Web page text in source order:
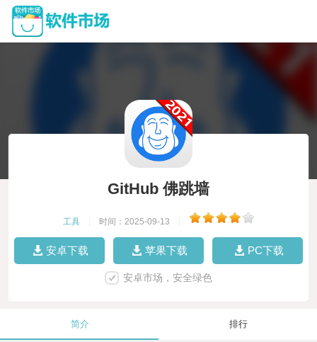
GitHub 佛跳墙
工具 时间：2025-09-13
安卓下载 苹果下载 PC下载
安卓市场，安全绿色
简介 排行